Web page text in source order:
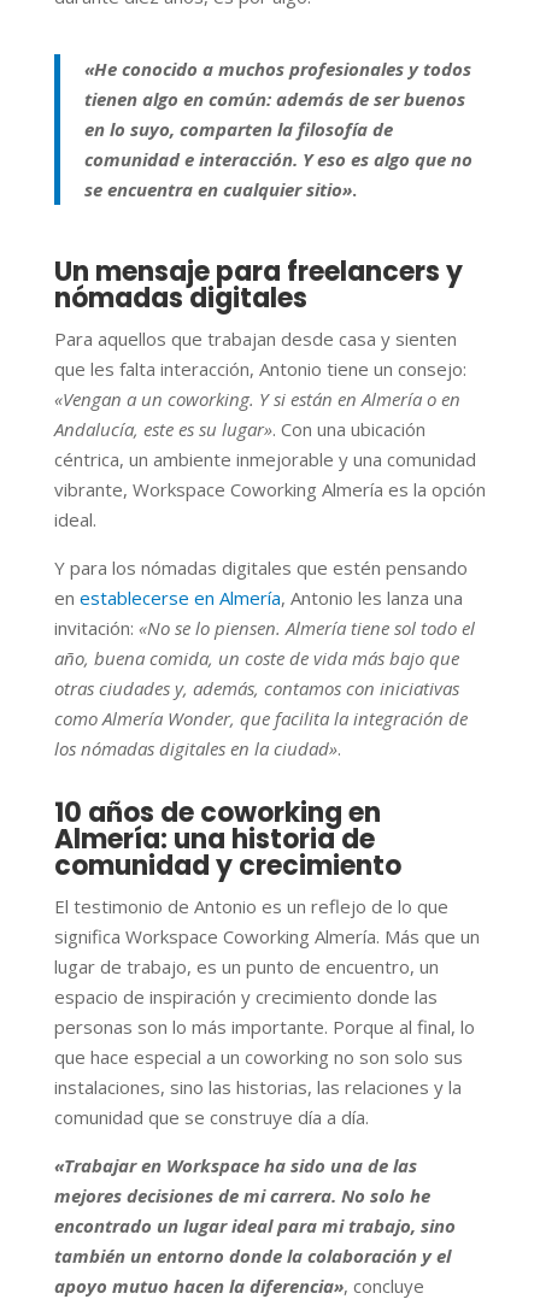
«He conocido a muchos profesionales y todos
tienen algo en común: además de ser buenos
en lo suyo, comparten la filosofía de
comunidad e interacción. Y eso es algo que no
se encuentra en cualquier sitio».
Un mensaje para freelancers y
nómadas digitales
Para aquellos que trabajan desde casa y sienten
que les falta interacción, Antonio tiene un consejo:
«Vengan a un coworking. Y si están en Almería o en
Andalucía, este es su lugar». Con una ubicación
céntrica, un ambiente inmejorable y una comunidad
vibrante, Workspace Coworking Almería es la opción
ideal.
Y para los nómadas digitales que estén pensando
en establecerse en Almería, Antonio les lanza una
invitación: «No se lo piensen. Almería tiene sol todo el
año, buena comida, un coste de vida más bajo que
otras ciudades y, además, contamos con iniciativas
como Almería Wonder, que facilita la integración de
los nómadas digitales en la ciudad».
10 años de coworking en
Almería: una historia de
comunidad y crecimiento
El testimonio de Antonio es un reflejo de lo que
significa Workspace Coworking Almería. Más que un
lugar de trabajo, es un punto de encuentro, un
espacio de inspiración y crecimiento donde las
personas son lo más importante. Porque al final, lo
que hace especial a un coworking no son solo sus
instalaciones, sino las historias, las relaciones y la
comunidad que se construye día a día.
«Trabajar en Workspace ha sido una de las
mejores decisiones de mi carrera. No solo he
encontrado un lugar ideal para mi trabajo, sino
también un entorno donde la colaboración y el
apoyo mutuo hacen la diferencia», concluye